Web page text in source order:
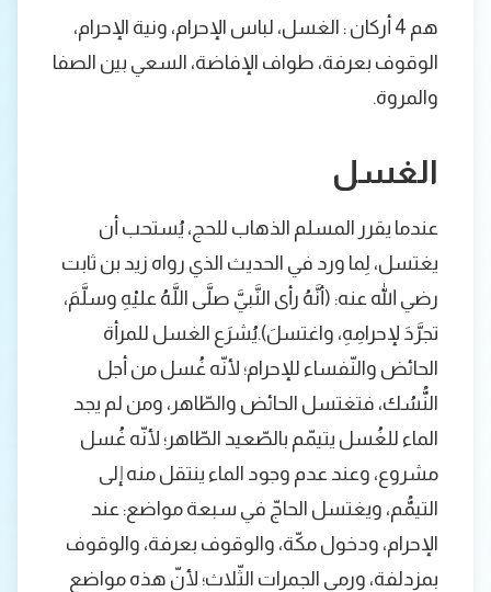
هم 4 أركان : الغسل، لباس الإحرام، ونية الإحرام،
الوقوف بعرفة، طواف الإفاضة، السعي بين الصفا
والمروة.
الغسل
عندما يقرر المسلم الذهاب للحج، يُستحب أن
يغتسل، لِما ورد في الحديث الذي رواه زيد بن ثابت
رضي الله عنه: (أنَّهُ رأى النَّبيَّ صلَّى اللَّهُ عليْهِ وسلَّمَ،
تجرَّدَ لإحرامِهِ، واغتسلَ).يُشرَع الغسل للمرأة
الحائض والنّفساء للإحرام؛ لأنّه غُسل من أجل
النُّسُك، فتغتسل الحائض والطّاهر، ومن لم يجد
الماء للغُسل يتيمّم بالصّعيد الطّاهر؛ لأنّه غُسل
مشروع، وعند عدم وجود الماء ينتقل منه إلى
التيمُّم، ويغتسل الحاجّ في سبعة مواضع: عند
الإحرام، ودخول مكّة، والوقوف بعرفة، والوقوف
بمزدلفة، ورمي الجمرات الثّلاث؛ لأنّ هذه مواضع